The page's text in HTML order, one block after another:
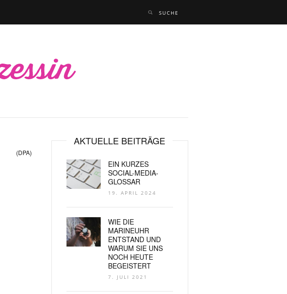
(DPA)
AKTUELLE BEITRÄGE
EIN KURZES
SOCIAL-MEDIA-
GLOSSAR
19. APRIL 2024
WIE DIE
MARINEUHR
ENTSTAND UND
WARUM SIE UNS
NOCH HEUTE
BEGEISTERT
7. JULI 2021